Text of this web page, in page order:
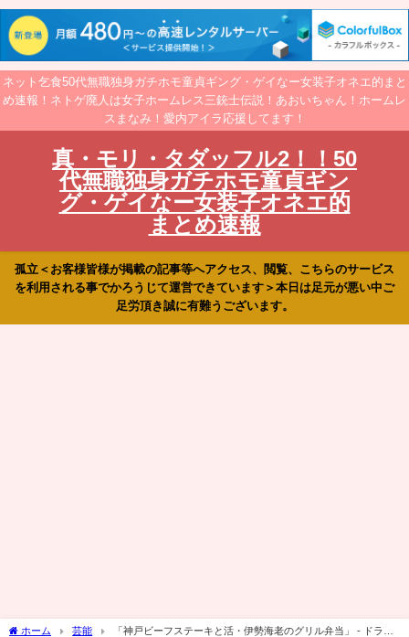
ネット乞食50代無職独身ガチホモ童貞ギング・ゲイなー女装子オネエ的まと
め速報！ネトゲ廃人は女子ホームレス三銃士伝説！あおいちゃん！ホームレ
スまなみ！愛内アイラ応援してます！
真・モリ・タダッフル2！！50
代無職独身ガチホモ童貞ギン
グ・ゲイなー女装子オネエ的
まとめ速報
孤立＜お客様皆様が掲載の記事等へアクセス、閲覧、こちらのサービス
を利用される事でかろうじて運営できています＞本日は足元が悪い中ご
足労頂き誠に有難うございます。
ホーム 芸能
「神戸ビーフステーキと活・伊勢海老のグリル弁当」 - ドラマ